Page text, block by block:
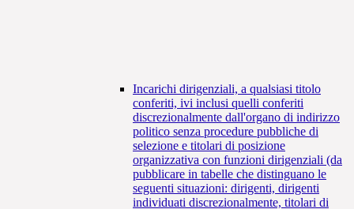
Incarichi dirigenziali, a qualsiasi titolo
conferiti, ivi inclusi quelli conferiti
discrezionalmente dall'organo di indirizzo
politico senza procedure pubbliche di
selezione e titolari di posizione
organizzativa con funzioni dirigenziali (da
pubblicare in tabelle che distinguano le
seguenti situazioni: dirigenti, dirigenti
individuati discrezionalmente, titolari di